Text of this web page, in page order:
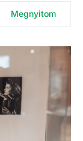
Megnyitom